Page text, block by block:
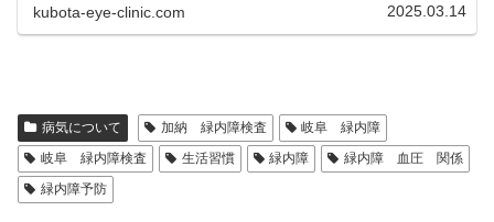
kubota-eye-clinic.com 2025.03.14
病気について 加納 緑内障検査
岐阜 緑内障
岐阜 緑内障検査
生活習慣 緑内障
緑内障 血圧 関係
緑内障予防